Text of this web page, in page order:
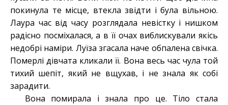
покинула те місце, втекла звідти і була вільною.
Лаура час від часу розглядала невістку і нишком
радісно посміхалася, а в її очах виблискували якісь
недобрі наміри. Луїза згасала наче обпалена свічка.
Померлі дівчата кликали її. Вона весь час чула той
тихий шепіт, який не вщухав, і не знала як собі
зарадити.
Вона помирала і знала про це. Тіло стала